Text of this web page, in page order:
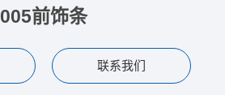
005前饰条
联系我们